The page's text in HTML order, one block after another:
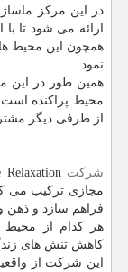
ارائه می شود تا
همچون این محیط
نمود.
همین طور در این
محیط پراكنده
از طرفی دیگر
شركت
مجازی تركیب می
فراهم سازد و ذهن و
هر كدام از محیط
كاهش تنش های
این شركت از